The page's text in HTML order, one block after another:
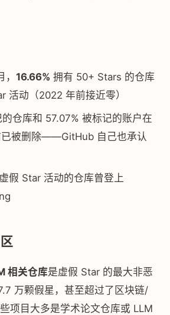
16.66% 拥有 50+ Stars 的仓库
活动（2022 年前接近零）
仓库和 57.07% 被标记的账户在
已被删除——GitHub 自己也承认
假 Star 活动的仓库曾登上
相关仓库是虚假 Star 的最大非恶
万颗假星，甚至超过了区块链/
项目大多是学术论文仓库或 LLM